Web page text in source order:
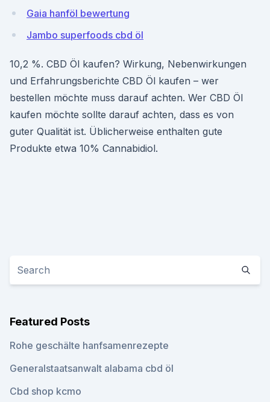
Gaia hanföl bewertung
Jambo superfoods cbd öl
10,2 %. CBD Öl kaufen? Wirkung, Nebenwirkungen
und Erfahrungsberichte CBD Öl kaufen – wer
bestellen möchte muss darauf achten. Wer CBD Öl
kaufen möchte sollte darauf achten, dass es von
guter Qualität ist. Üblicherweise enthalten gute
Produkte etwa 10% Cannabidiol.
Featured Posts
Rohe geschälte hanfsamenrezepte
Generalstaatsanwalt alabama cbd öl
Cbd shop kcmo